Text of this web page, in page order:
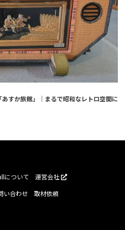
すか旅館」｜まるで昭和なレトロ空間に
について
運営会社
い合わせ
取材依頼